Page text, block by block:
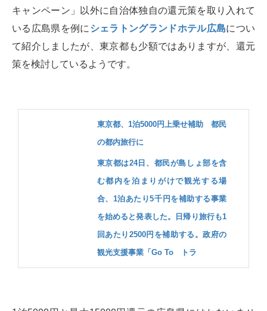
キャンペーン」以外に自治体独自の還元策を取り入れて
いる広島県を例に シェラトングランドホテル広島につい
て紹介しましたが、東京都も少額ではありますが、還元
策を検討しているようです。
東京都、1泊5000円上乗せ補助 都民
の都内旅行に
東京都は24日、都民が島しょ部を含
む都内を泊まりがけで観光する場
合、1泊あたり5千円を補助する事業
を始めると発表した。日帰り旅行も1
回あたり2500円を補助する。政府の
観光支援事業「Go To トラ